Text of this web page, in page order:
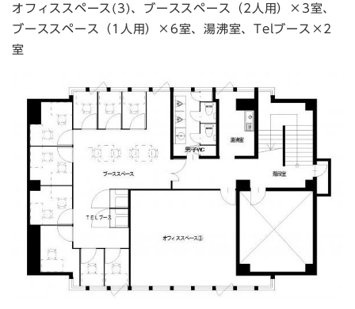
オフィススペース(3)、ブーススペース（2人用）×3室、
ブーススペース（1人用）×6室、湯沸室、Telブース×2
室